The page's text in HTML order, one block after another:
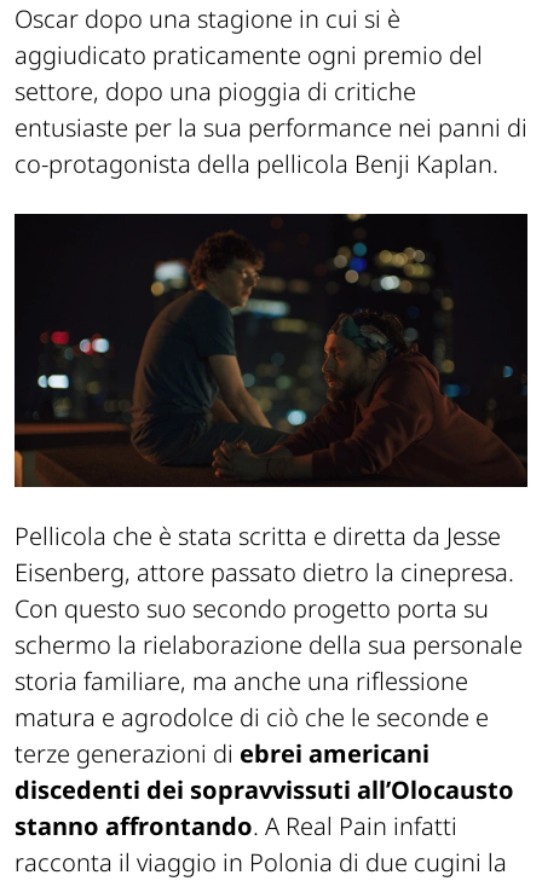
Oscar dopo una stagione in cui si è
aggiudicato praticamente ogni premio del
settore, dopo una pioggia di critiche
entusiaste per la sua performance nei panni di
co-protagonista della pellicola Benji Kaplan.
Pellicola che è stata scritta e diretta da Jesse
Eisenberg, attore passato dietro la cinepresa.
Con questo suo secondo progetto porta su
schermo la rielaborazione della sua personale
storia familiare, ma anche una riflessione
matura e agrodolce di ciò che le seconde e
terze generazioni di ebrei americani
discedenti dei sopravvissuti all’Olocausto
stanno affrontando. A Real Pain infatti
racconta il viaggio in Polonia di due cugini la